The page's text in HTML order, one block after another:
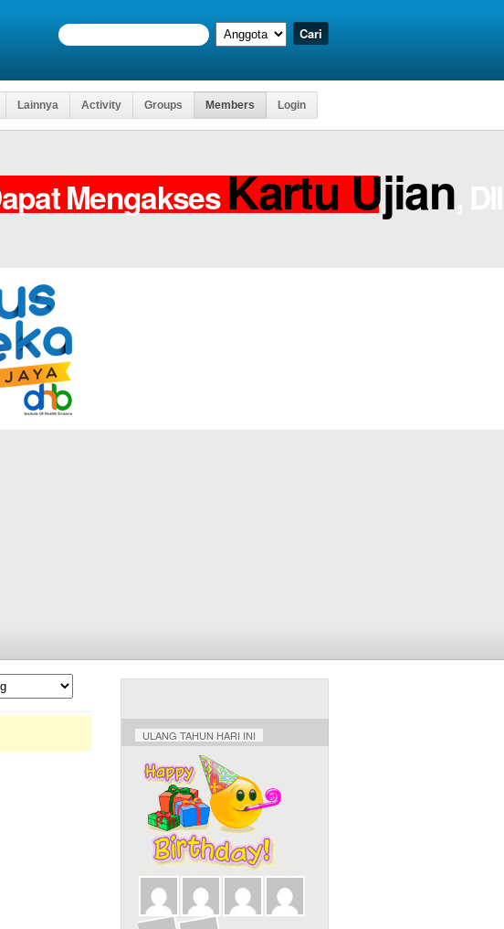
Lainnya Activity Groups Members Login